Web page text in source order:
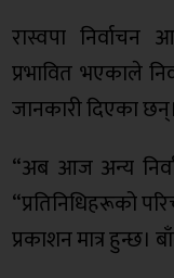
रास्वपा
प्रभावित भएकाले
जानकारी दिएका छन्।
“अब आज अन्य
“प्रतिनिधिहरूको
प्रकाशन मात्र हुन्छ।